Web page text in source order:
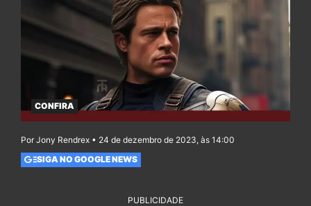
CONFIRA
Por Jony Rendrex • 24 de dezembro de 2023, às 14:00
SIGA NO GOOGLE NEWS
PUBLICIDADE